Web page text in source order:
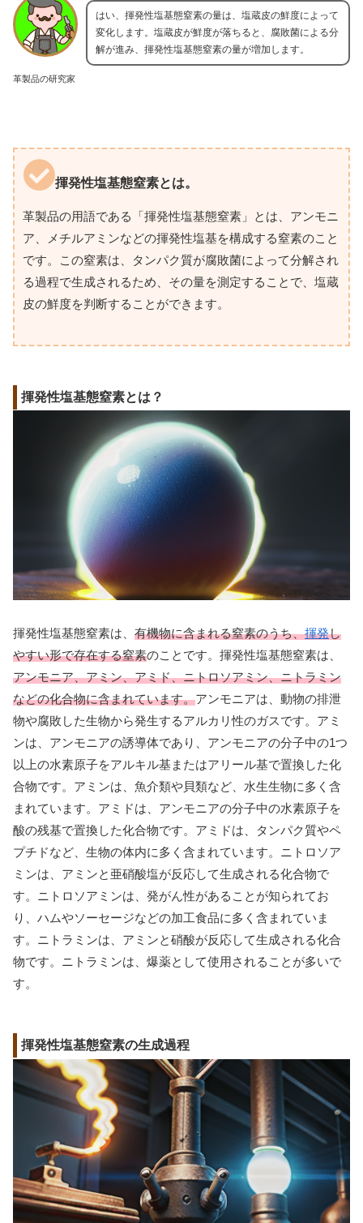
革製品の研究家
はい、揮発性塩基態窒素の量は、塩蔵皮の鮮度によって
変化します。塩蔵皮が鮮度が落ちると、腐敗菌による分
解が進み、揮発性塩基態窒素の量が増加します。
揮発性塩基態窒素とは。
革製品の用語である「揮発性塩基態窒素」とは、アンモニ
ア、メチルアミンなどの揮発性塩基を構成する窒素のこと
です。この窒素は、タンパク質が腐敗菌によって分解され
る過程で生成されるため、その量を測定することで、塩蔵
皮の鮮度を判断することができます。
揮発性塩基態窒素とは？
揮発性塩基態窒素は、 有機物に含まれる窒素のうち、揮発し
やすい形で存在する窒素のことです。揮発性塩基態窒素は、
アンモニア、アミン、アミド、ニトロソアミン、ニトラミン
などの化合物に含まれています。アンモニアは、動物の排泄
物や腐敗した生物から発生するアルカリ性のガスです。アミ
ンは、アンモニアの誘導体であり、アンモニアの分子中の1つ
以上の水素原子をアルキル基またはアリール基で置換した化
合物です。アミンは、魚介類や貝類など、水生生物に多く含
まれています。アミドは、アンモニアの分子中の水素原子を
酸の残基で置換した化合物です。アミドは、タンパク質やペ
プチドなど、生物の体内に多く含まれています。ニトロソア
ミンは、アミンと亜硝酸塩が反応して生成される化合物で
す。ニトロソアミンは、発がん性があることが知られてお
り、ハムやソーセージなどの加工食品に多く含まれていま
す。ニトラミンは、アミンと硝酸が反応して生成される化合
物です。ニトラミンは、爆薬として使用されることが多いで
す。
揮発性塩基態窒素の生成過程